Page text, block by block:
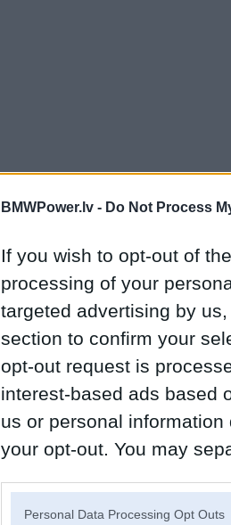
BMWPower.lv - Do Not Process
If you wish to opt-out of
processing of your
targeted advertising by
section to confirm your
opt-out request is
interest-based ads based
us or personal
your opt-out. You may
Personal Data Processing Opt Outs